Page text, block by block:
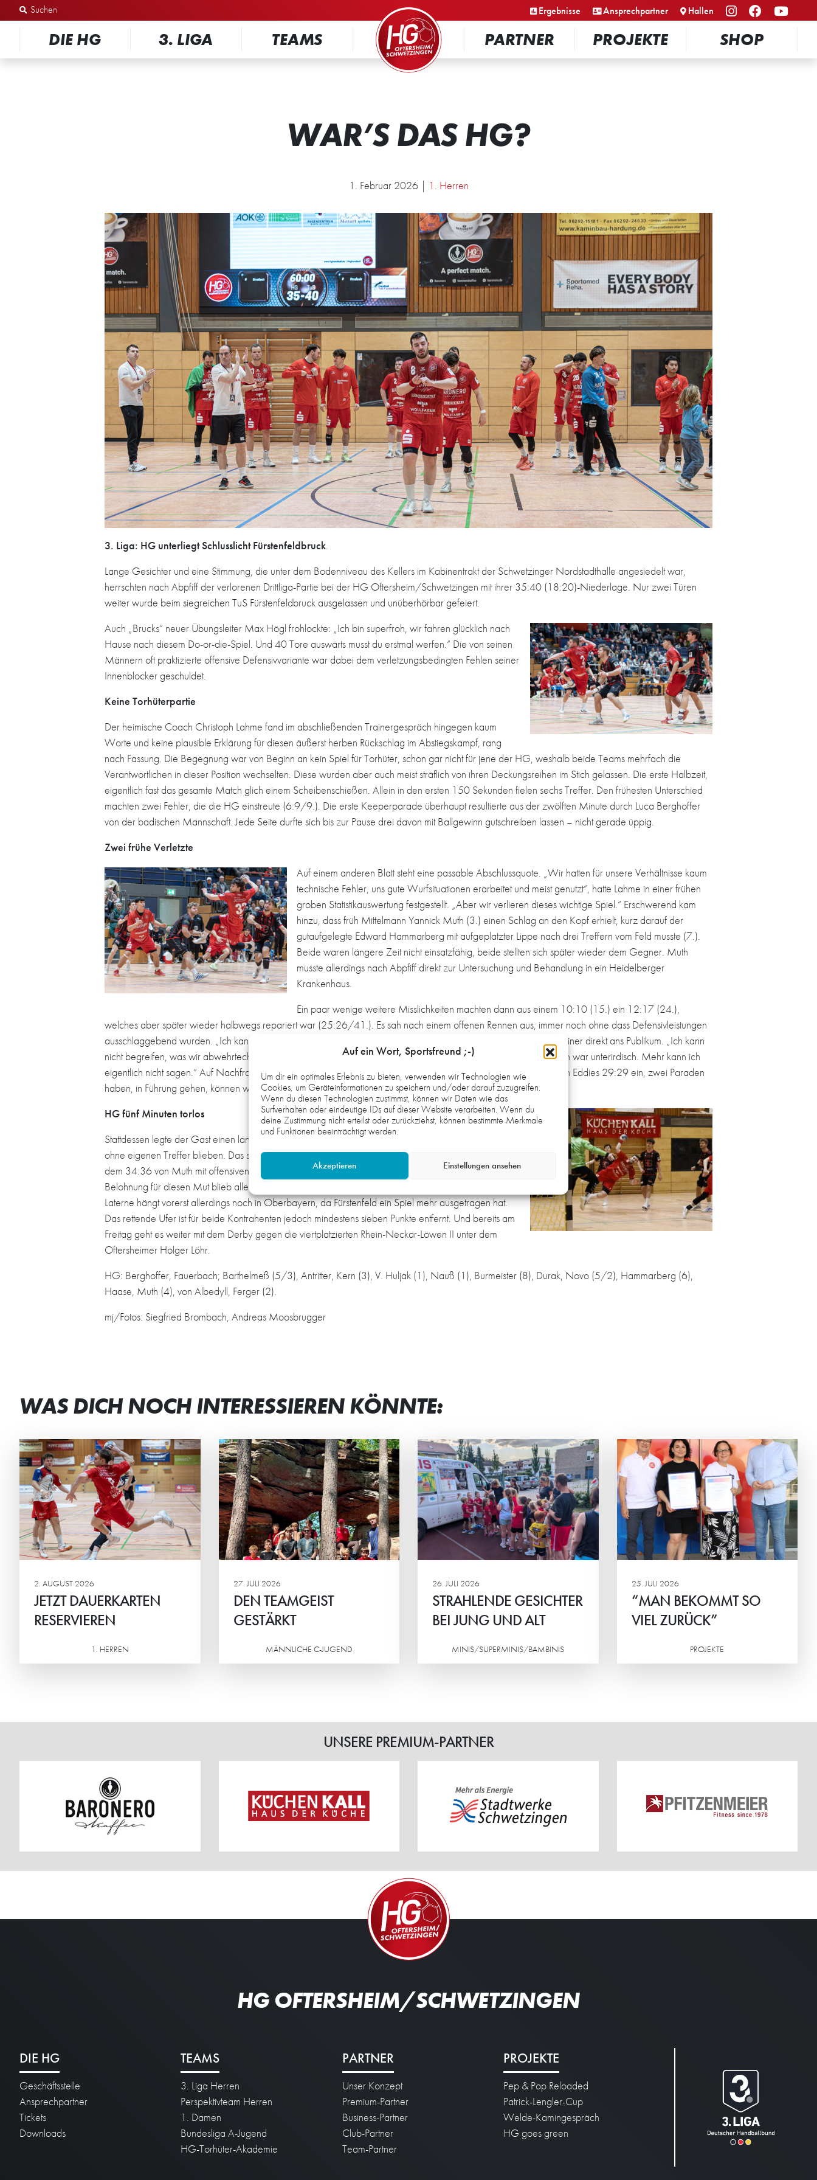
Auf ein Wort, Sportsfreund ;-)
Um dir ein optimales Erlebnis zu bieten, verwenden wir Technologien wie
Cookies, um Geräteinformationen zu speichern und/oder darauf zuzugreifen.
Wenn du diesen Technologien zustimmst, können wir Daten wie das
Surfverhalten oder eindeutige IDs auf dieser Website verarbeiten. Wenn du
deine Zustimmung nicht erteilst oder zurückziehst, können bestimmte Merkmale
und Funktionen beeinträchtigt werden.
Akzeptieren Einstellungen ansehen
Zum Inhalt springen Ergebnisse Ansprechpartner Hallen
DIE HG 3. LIGA TEAMS
PARTNER
PROJEKTE SHOP
WAR’S DAS HG?
1. Februar 2026 | 1. Herren
3. Liga: HG unterliegt Schlusslicht Fürstenfeldbruck.
Lange Gesichter und eine Stimmung, die unter dem Bodenniveau des Kellers im Kabinentrakt der Schwetzinger Nordstadthalle angesiedelt war,
herrschten nach Abpfiff der verlorenen Drittliga-Partie bei der HG Oftersheim/Schwetzingen mit ihrer 35:40 (18:20)-Niederlage. Nur zwei Türen
weiter wurde beim siegreichen TuS Fürstenfeldbruck ausgelassen und unüberhörbar gefeiert.
Auch „Brucks“ neuer Übungsleiter Max Högl frohlockte: „Ich bin superfroh, wir fahren glücklich nach
Hause nach diesem Do-or-die-Spiel. Und 40 Tore auswärts musst du erstmal werfen.“ Die von seinen
Männern oft praktizierte offensive Defensivvariante war dabei dem verletzungsbedingten Fehlen seiner
Innenblocker geschuldet.
Keine Torhüterpartie
Der heimische Coach Christoph Lahme fand im abschließenden Trainergespräch hingegen kaum
Worte und keine plausible Erklärung für diesen äußerst herben Rückschlag im Abstiegskampf, rang
nach Fassung. Die Begegnung war von Beginn an kein Spiel für Torhüter, schon gar nicht für jene der HG, weshalb beide Teams mehrfach die
Verantwortlichen in dieser Position wechselten. Diese wurden aber auch meist sträflich von ihren Deckungsreihen im Stich gelassen. Die erste Halbzeit,
eigentlich fast das gesamte Match glich einem Scheibenschießen. Allein in den ersten 150 Sekunden fielen sechs Treffer. Den frühesten Unterschied
machten zwei Fehler, die die HG einstreute (6:9/9.). Die erste Keeperparade überhaupt resultierte aus der zwölften Minute durch Luca Berghoffer
von der badischen Mannschaft. Jede Seite durfte sich bis zur Pause drei davon mit Ballgewinn gutschreiben lassen – nicht gerade üppig.
Zwei frühe Verletzte
Auf einem anderen Blatt steht eine passable Abschlussquote. „Wir hatten für unsere Verhältnisse kaum
technische Fehler, uns gute Wurfsituationen erarbeitet und meist genutzt“, hatte Lahme in einer frühen
groben Statistikauswertung festgestellt. „Aber wir verlieren dieses wichtige Spiel.“ Erschwerend kam
hinzu, dass früh Mittelmann Yannick Muth (3.) einen Schlag an den Kopf erhielt, kurz darauf der
gutaufgelegte Edward Hammarberg mit aufgeplatzter Lippe nach drei Treffern vom Feld musste (7.).
Beide waren längere Zeit nicht einsatzfähig, beide stellten sich später wieder dem Gegner. Muth
musste allerdings nach Abpfiff direkt zur Untersuchung und Behandlung in ein Heidelberger
Krankenhaus.
Ein paar wenige weitere Misslichkeiten machten dann aus einem 10:10 (15.) ein 12:17 (24.),
welches aber später wieder halbwegs repariert war (25:26/41.). Es sah nach einem offenen Rennen aus, immer noch ohne dass Defensivleistungen
ausschlaggebend wurden. „Ich kann mich im Namen der Mannschaft nur entschuldigen“, wandte sich der HG-Trainer direkt ans Publikum. „Ich kann
nicht begreifen, was wir abwehrtechnisch und torwartmäßig abgeliefert haben. Auch das Eins-gegen-Eins-Verhalten war unterirdisch. Mehr kann ich
eigentlich nicht sagen.“ Auf Nachfrage fügte er dann noch an: „Es ist einfach schwer erklärbar, aber wenn wir nach Eddies 29:29 ein, zwei Paraden
haben, in Führung gehen, können wir uns vielleicht aus dieser Misere herausziehen.“
HG fünf Minuten torlos
Stattdessen legte der Gast einen langgezogenen 3:0-Lauf hin, währen die Kurpfälzer fünf Minuten
ohne eigenen Treffer blieben. Das scheinbar deutliche Endresultat resultierte dann daraus, dass nach
dem 34:36 von Muth mit offensiven Deckungsversuchen alles auf eine Karte gesetzt wurde. Eine
Belohnung für diesen Mut blieb allerdings aus. Damit ging auch der direkte Vergleich flöten. Die Rote
Laterne hängt vorerst allerdings noch in Oberbayern, da Fürstenfeld ein Spiel mehr ausgetragen hat.
Das rettende Ufer ist für beide Kontrahenten jedoch mindestens sieben Punkte entfernt. Und bereits am
Freitag geht es weiter mit dem Derby gegen die viertplatzierten Rhein-Neckar-Löwen II unter dem
Oftersheimer Holger Löhr.
HG: Berghoffer, Fauerbach; Barthelmeß (5/3), Antritter, Kern (3), V. Huljak (1), Nauß (1), Burmeister (8), Durak, Novo (5/2), Hammarberg (6),
Haase, Muth (4), von Albedyll, Ferger (2).
mj/Fotos: Siegfried Brombach, Andreas Moosbrugger
WAS DICH NOCH INTERESSIEREN KÖNNTE:
2. AUGUST 2026
JETZT DAUERKARTEN
RESERVIEREN
1. HERREN
27. JULI 2026
DEN TEAMGEIST
GESTÄRKT
MÄNNLICHE C-JUGEND
DEN TEAMGEIST
GESTÄRKT
Die männliche C2 der HG
verbrachte ein actionreiches
Wochenende in der Südpfalz.
26. JULI 2026
STRAHLENDE GESICHTER
BEI JUNG UND ALT
MINIS/SUPERMINIS/BAMBINIS
STRAHLENDE GESICHTER
BEI JUNG UND ALT
Beim Eltern-Kind-Turnier der HG-
Minis standen vor allem der
gemeinsame Spaß, sportlicher
Ehrgeiz und das Miteinander im
25. JULI 2026
“MAN BEKOMMT SO
VIEL ZURÜCK”
PROJEKTE
“MAN BEKOMMT SO
VIEL ZURÜCK”
Petra Frank und Iryna Konkova
sind die „Ehrenamtlichen des
Jahres 2026“ von HG und
Stadtwerken Schwetzingen.
UNSERE PREMIUM-PARTNER
HG OFTERSHEIM/SCHWETZINGEN
DIE HG
Geschäftsstelle
Ansprechpartner
Tickets
Downloads
TEAMS
3. Liga Herren
Perspektivteam Herren
1. Damen
Bundesliga A-Jugend
HG-Torhüter-Akademie
PARTNER
Unser Konzept
Premium-Partner
Business-Partner
Club-Partner
Team-Partner
PROJEKTE
Pep & Pop Reloaded
Patrick-Lengler-Cup
Welde-Kamingespräch
HG goes green